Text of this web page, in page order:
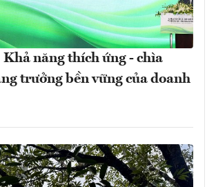
năng thích ứng - chìa
trưởng bền vững của doanh